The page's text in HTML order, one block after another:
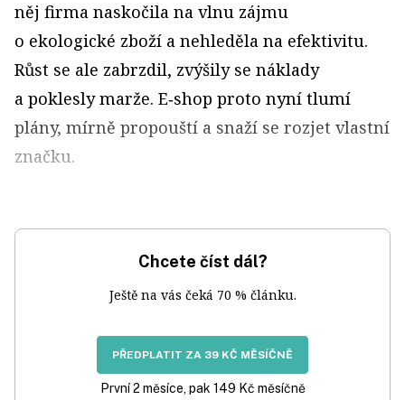
něj firma naskočila na vlnu zájmu
o ekologické zboží a nehleděla na efektivitu.
Růst se ale zabrzdil, zvýšily se náklady
a poklesly marže. E‑shop proto nyní tlumí
plány, mírně propouští a snaží se rozjet vlastní
značku.
Chcete číst dál?
Ještě na vás čeká 70 % článku.
PŘEDPLATIT ZA 39 KČ MĚSÍČNĚ
První 2 měsíce, pak 149 Kč měsíčně